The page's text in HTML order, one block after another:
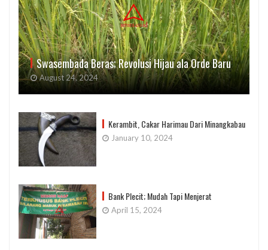
Swasembada Beras; Revolusi Hijau ala Orde Baru
August 24, 2024
Kerambit, Cakar Harimau Dari Minangkabau
January 10, 2024
Bank Plecit; Mudah Tapi Menjerat
April 15, 2024